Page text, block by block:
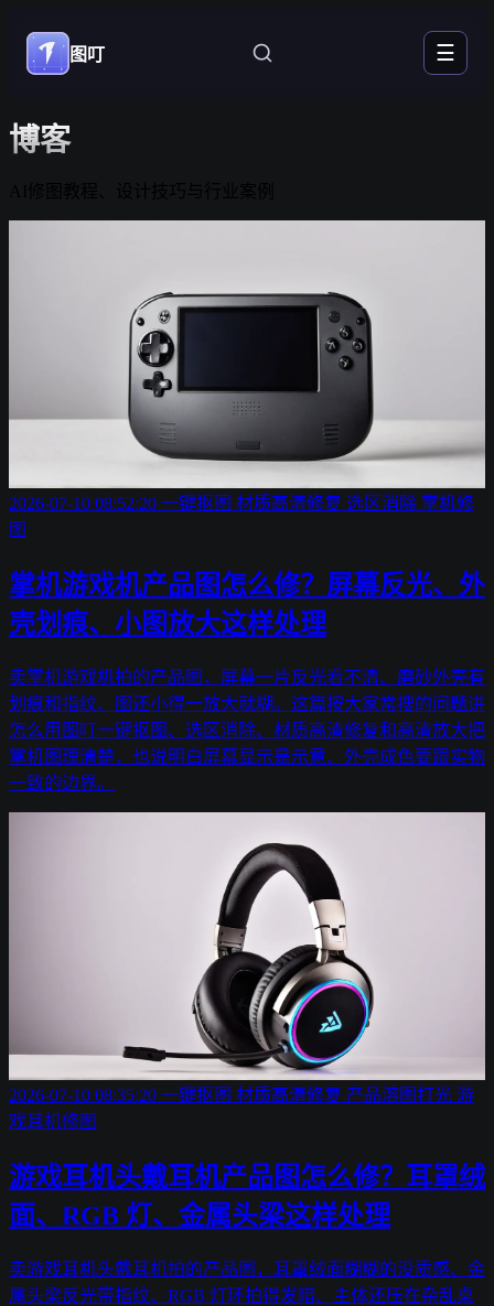
图叮 ☰
博客
2026-07-10 08:52:20 一键抠图 材质高清修复 选区消除 掌机修
图
掌机游戏机产品图怎么修？屏幕反光、外
壳划痕、小图放大这样处理
卖掌机游戏机拍的产品图，屏幕一片反光看不清、磨砂外壳有
划痕和指纹、图还小得一放大就糊。这篇按大家常搜的问题讲
怎么用图叮一键抠图、选区消除、材质高清修复和高清放大把
掌机图理清楚，也说明白屏幕显示是示意、外壳成色要跟实物
一致的边界。
2026-07-10 08:35:20 一键抠图 材质高清修复 产品溶图打光 游
戏耳机修图
游戏耳机头戴耳机产品图怎么修？耳罩绒
面、RGB 灯、金属头梁这样处理
卖游戏耳机头戴耳机拍的产品图，耳罩绒面糊糊的没质感、金
属头梁反光带指纹、RGB 灯环拍得发暗、主体还压在杂乱桌